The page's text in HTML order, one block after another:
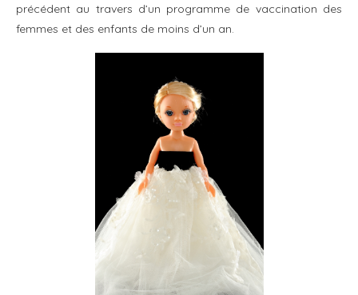
précédent au travers d’un programme de vaccination des
femmes et des enfants de moins d’un an.